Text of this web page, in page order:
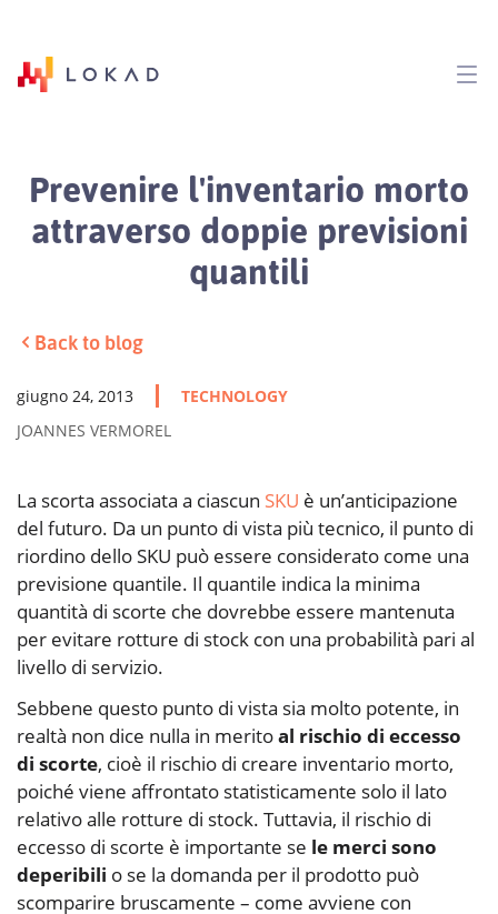
Prevenire l'inventario morto
attraverso doppie previsioni
quantili
Back to blog
giugno 24, 2013
TECHNOLOGY
JOANNES VERMOREL
La scorta associata a ciascun SKU è un’anticipazione
del futuro. Da un punto di vista più tecnico, il punto di
riordino dello SKU può essere considerato come una
previsione quantile. Il quantile indica la minima
quantità di scorte che dovrebbe essere mantenuta
per evitare rotture di stock con una probabilità pari al
livello di servizio.
Sebbene questo punto di vista sia molto potente, in
realtà non dice nulla in meritoal rischio di eccesso
di scorte, cioè il rischio di creare inventario morto,
poiché viene affrontato statisticamente solo il lato
relativo alle rotture di stock. Tuttavia, il rischio di
eccesso di scorte è importante se le merci sono
deperibili o se la domanda per il prodotto può
scomparire bruscamente – come avviene con